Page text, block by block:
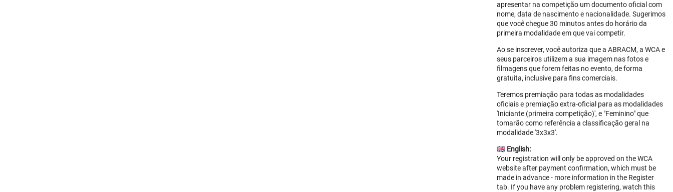
apresentar na competição um documento oficial com
nome, data de nascimento e nacionalidade. Sugerimos
que você chegue 30 minutos antes do horário da
primeira modalidade em que vai competir.
Ao se inscrever, você autoriza que a ABRACM, a WCA e
seus parceiros utilizem a sua imagem nas fotos e
filmagens que forem feitas no evento, de forma
gratuita, inclusive para fins comerciais.
Teremos premiação para todas as modalidades
oficiais e premiação extra-oficial para as modalidades
'Iniciante (primeira competição)', e "Feminino" que
tomarão como referência a classificação geral na
modalidade '3x3x3'.
🇬🇧 English:
Your registration will only be approved on the WCA
website after payment confirmation, which must be
made in advance - more information in the Register
tab. If you have any problem registering, watch this